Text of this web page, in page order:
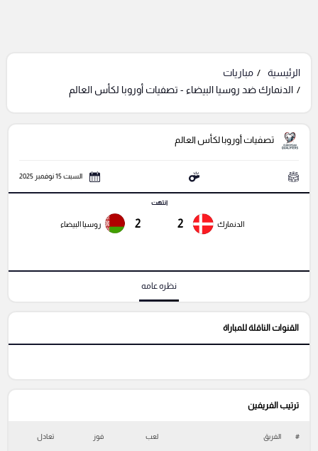
الرئيسية
مباريات
الدنمارك ضد روسيا البيضاء - تصفيات أوروبا لكأس العالم
تصفيات أوروبا لكأس العالم
السبت 15 نوفمبر 2025
الدنمارك 2
انتهت
2 روسيا البيضاء
نظره عامه
القنوات الناقلة للمباراة
ترتيب الفريفين
# الفريق لعب فوز تعادل